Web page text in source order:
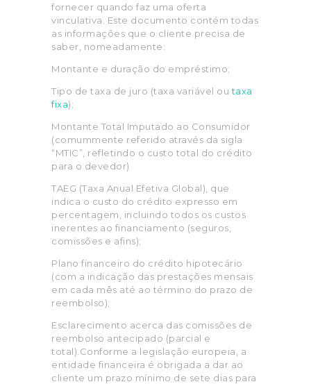
fornecer quando faz uma oferta
vinculativa. Este documento contém todas
as informações que o cliente precisa de
saber, nomeadamente:
Montante e duração do empréstimo;
Tipo de taxa de juro (taxa variável outaxa
fixa);
Montante Total Imputado ao Consumidor
(comummente referido através da sigla
“MTIC”, refletindo o custo total do crédito
para o devedor)
TAEG (Taxa Anual Efetiva Global), que
indica o custo do crédito expresso em
percentagem, incluindo todos os custos
inerentes ao financiamento (seguros,
comissões e afins);
Plano financeiro do crédito hipotecário
(com a indicação das prestações mensais
em cada mês até ao término do prazo de
reembolso);
Esclarecimento acerca das comissões de
reembolso antecipado (parcial e
total).Conforme a legislação europeia, a
entidade financeira é obrigada a dar ao
cliente um prazo mínimo de sete dias para